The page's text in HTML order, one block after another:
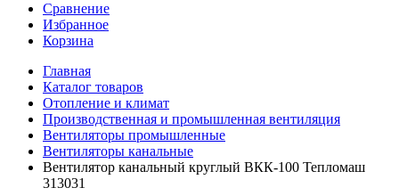
Сравнение
Избранное
Корзина
Главная
Каталог товаров
Отопление и климат
Производственная и промышленная вентиляция
Вентиляторы промышленные
Вентиляторы канальные
Вентилятор канальный круглый ВКК-100 Тепломаш
313031